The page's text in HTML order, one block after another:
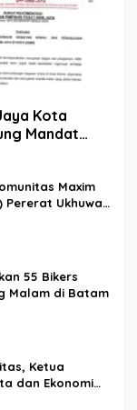
Kota
Mandat
Sosial
Maxim
Pererat Ukhuwah
55 Bikers
Malam di Batam
Ketua
dan Ekonomi